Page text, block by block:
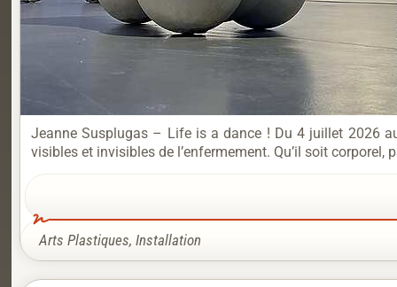
Jeanne Susplugas – Life is a dance ! Du 4 juillet 2026
visibles et invisibles de l’enfermement. Qu’il soit
Arts Plastiques, Installation